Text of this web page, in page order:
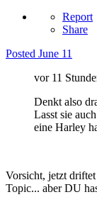
Report
Share
Posted June 11
vor 11
Denkt also
Lasst sie
eine Harley
Vorsicht, jetzt
Topic... aber DU